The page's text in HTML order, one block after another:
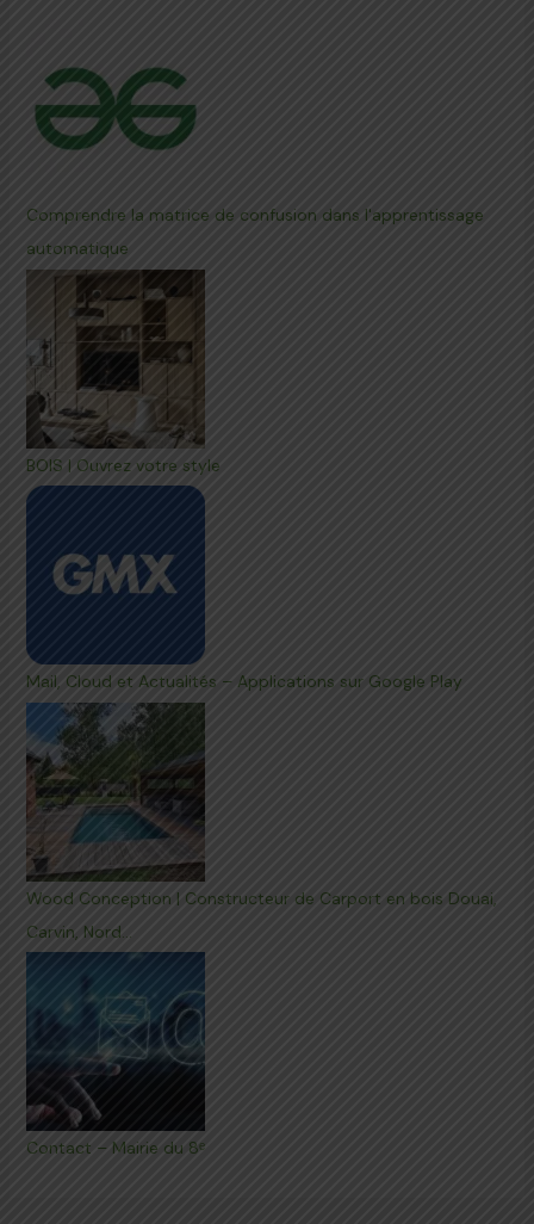
Comprendre la matrice de confusion dans l'apprentissage
automatique
BOIS | Ouvrez votre style
Mail, Cloud et Actualités – Applications sur Google Play
Wood Conception | Constructeur de Carport en bois Douai,
Carvin, Nord…
Contact – Mairie du 8ᵉ